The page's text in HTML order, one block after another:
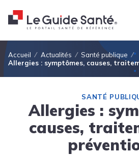
Fil d'Ariane
Accueil Actualités
Santé publique
Allergies : symptômes, causes,
SANTÉ
Allergies :
causes,